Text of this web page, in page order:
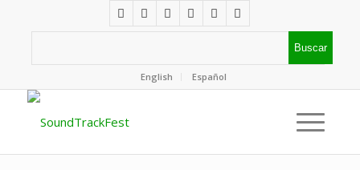
English Español